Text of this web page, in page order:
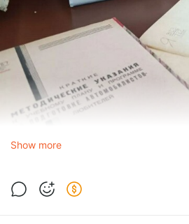
сейчас максимально погружен в
подготовки книги по ним из серии.
Show more